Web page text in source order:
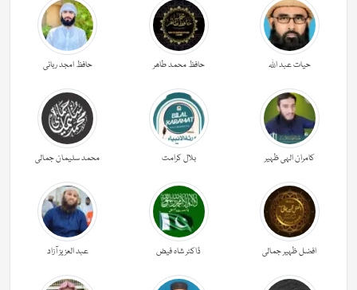
حیات عبد اللہ حافظ محمد طاھر حافظ امجد ربانی
کامران الہی ظہیر بلال کرامت محمد سلیمان جمالی
افضل ظہیر جمالی ڈاکٹر شاہ فیض عبد العزیز آزاد